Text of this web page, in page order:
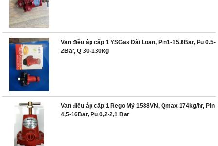
Van điều áp cấp 1 YSGas Đài Loan, Pin1-15.6Bar, Pu 0.5-
2Bar, Q 30-130kg
Van điều áp cấp 1 Rego Mỹ 1588VN, Qmax 174kg/hr, Pin
4,5-16Bar, Pu 0,2-2,1 Bar